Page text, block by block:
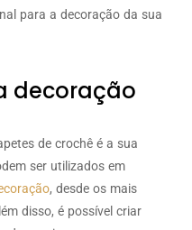
para a decoração da sua
decoração
de crochê é a sua
ser utilizados em
, desde os mais
disso, é possível criar